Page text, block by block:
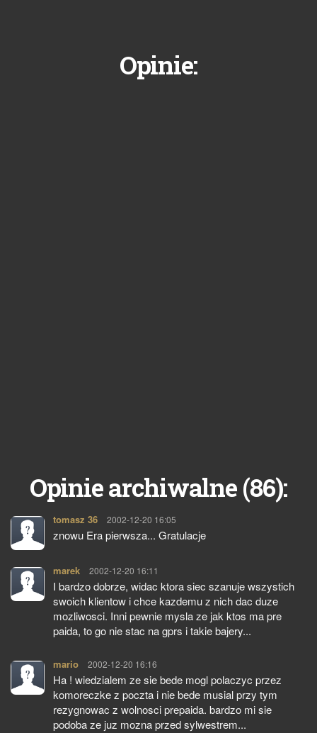
Opinie:
Opinie archiwalne (86):
tomasz 36 pisze:
2002-12-20 16:05
znowu Era pierwsza... Gratulacje
marek pisze:
2002-12-20 16:11
I bardzo dobrze, widac ktora siec szanuje wszystich
swoich klientow i chce kazdemu z nich dac duze
mozliwosci. Inni pewnie mysla ze jak ktos ma pre
paida, to go nie stac na gprs i takie bajery...
mario pisze:
2002-12-20 16:16
Ha ! wiedzialem ze sie bede mogl polaczyc przez
komoreczke z poczta i nie bede musial przy tym
rezygnowac z wolnosci prepaida. bardzo mi sie
podoba ze juz mozna przed sylwestrem...